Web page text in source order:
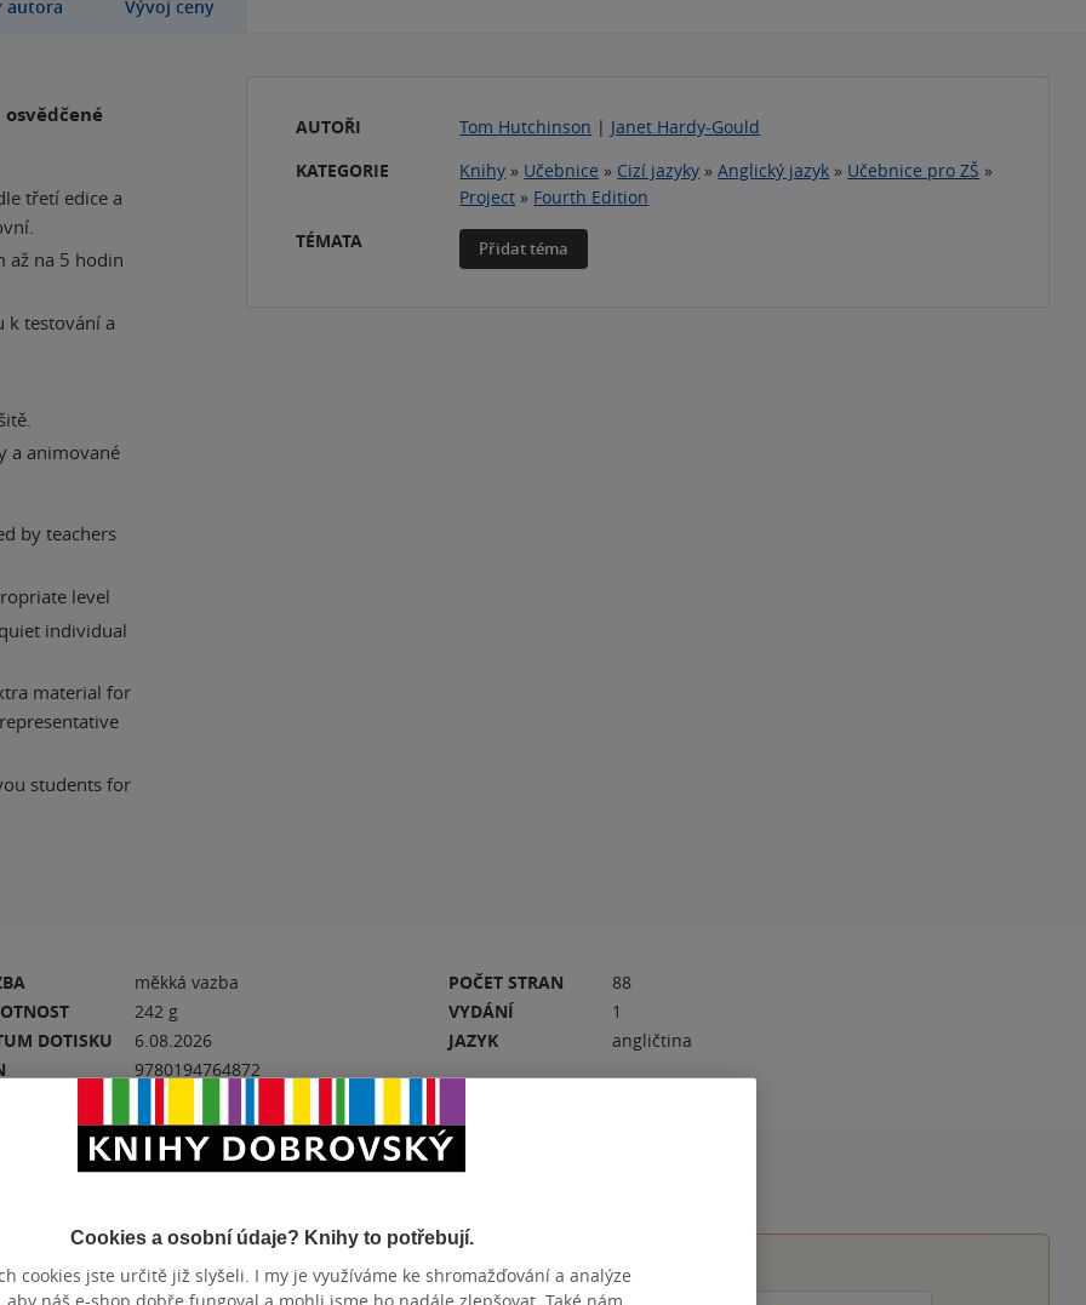
autora Vývoj ceny
třetí edice a
až na 5 hodin
k testování a
a animované
by teachers
level
individual
material for
students for
AUTOŘI Tom Hutchinson | Janet Hardy-Gould
KATEGORIE
Knihy » Učebnice » Cizí jazyky »Anglický jazyk » Učebnice pro ZŠ »
Project » Fourth Edition
TÉMATA
Přidat téma
měkká vazba
242 g
DOTISKU
6.08.2026
9780194764872
POČET STRAN
88
VYDÁNÍ
1
JAZYK
angličtina
PŘIDEJTE SVÉ HODNOCENÍ KNIHY
Cookies a osobní údaje? Knihy to potřebují.
cookies jste určitě již slyšeli. I my je využíváme ke shromažďování a analýze
aby náš e-shop dobře fungoval a mohli jsme ho nadále zlepšovat. Také nám